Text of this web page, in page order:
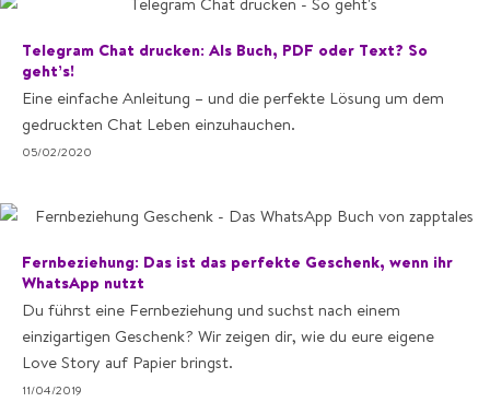
Telegram Chat drucken: Als Buch, PDF oder Text? So
geht’s!
Eine einfache Anleitung – und die perfekte Lösung um dem
gedruckten Chat Leben einzuhauchen.
05/02/2020
Fernbeziehung: Das ist das perfekte Geschenk, wenn ihr
WhatsApp nutzt
Du führst eine Fernbeziehung und suchst nach einem
einzigartigen Geschenk? Wir zeigen dir, wie du eure eigene
Love Story auf Papier bringst.
11/04/2019